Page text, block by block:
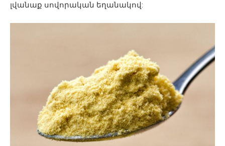
լվանաք սովորական եղանակով: